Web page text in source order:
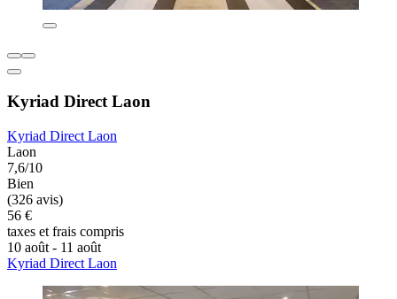
Kyriad Direct Laon
Kyriad Direct Laon
Laon
7,6/10
Bien
(326 avis)
56 €
taxes et frais compris
10 août - 11 août
Kyriad Direct Laon